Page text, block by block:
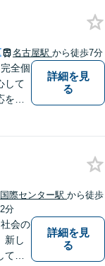
ッ
ズ
デ
名古屋駅 から徒歩7分
全個
して
モ
詳細を見
る
国際センター駅から徒歩
2分
会の
新し
お
詳細を見
る